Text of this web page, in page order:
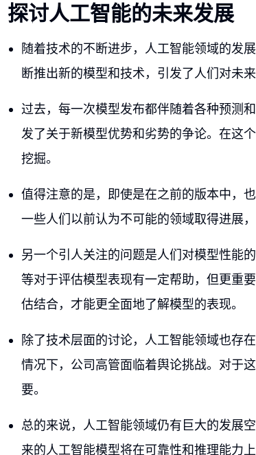
探讨人工智能的未来发展
随着技术的不断进步，人工智能领域的发
断推出新的模型和技术，引发了人们对未来
过去，每一次模型发布都伴随着各种预测
发了关于新模型优势和劣势的争论。在这
挖掘。
值得注意的是，即使是在之前的版本中，
一些人们以前认为不可能的领域取得进展
另一个引人关注的问题是人们对模型性能
等对于评估模型表现有一定帮助，但更重
估结合，才能更全面地了解模型的表现。
除了技术层面的讨论，人工智能领域也存
情况下，公司高管面临着舆论挑战。对于
要。
总的来说，人工智能领域仍有巨大的发展
来的人工智能模型将在可靠性和推理能力